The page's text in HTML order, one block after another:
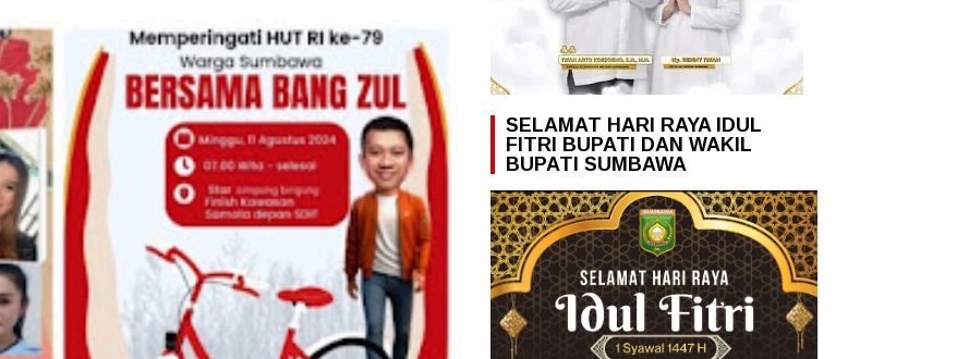
SELAMAT HARI RAYA IDUL
FITRI BUPATI DAN WAKIL
BUPATI SUMBAWA